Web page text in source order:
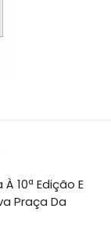
10ª Edição E
Praça Da